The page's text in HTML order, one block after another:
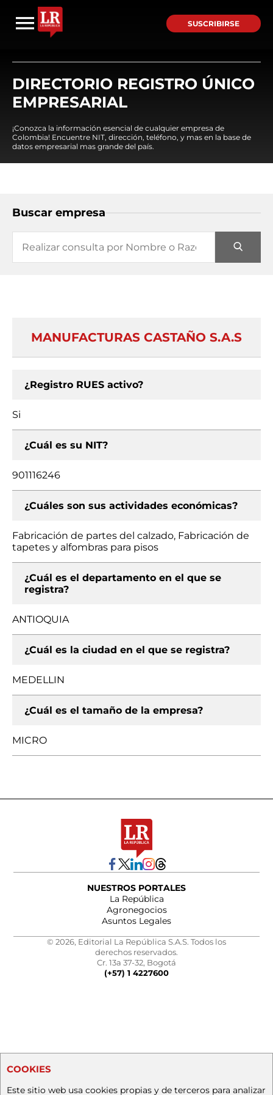
SUSCRIBIRSE
DIRECTORIO REGISTRO ÚNICO
EMPRESARIAL
¡Conozca la información esencial de cualquier empresa de
Colombia! Encuentre NIT, dirección, teléfono, y mas en la base de
datos empresarial mas grande del país.
Buscar empresa
MANUFACTURAS CASTAÑO S.A.S
¿Registro RUES activo?
Si
¿Cuál es su NIT?
901116246
¿Cuáles son sus actividades económicas?
Fabricación de partes del calzado, Fabricación de
tapetes y alfombras para pisos
¿Cuál es el departamento en el que se
registra?
ANTIOQUIA
¿Cuál es la ciudad en el que se registra?
MEDELLIN
¿Cuál es el tamaño de la empresa?
MICRO
NUESTROS PORTALES
La República
Agronegocios
Asuntos Legales
© 2026, Editorial La República S.A.S. Todos los
derechos reservados.
Cr. 13a 37-32, Bogotá
(+57) 1 4227600
COOKIES
Este sitio web usa cookies propias y de terceros para analizar